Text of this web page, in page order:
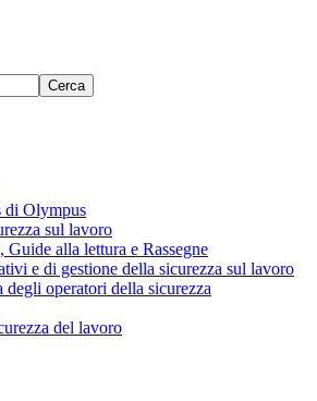
Cerca
di Olympus
sul lavoro
alla lettura e Rassegne
e di gestione della sicurezza sul lavoro
degli operatori della sicurezza
del lavoro